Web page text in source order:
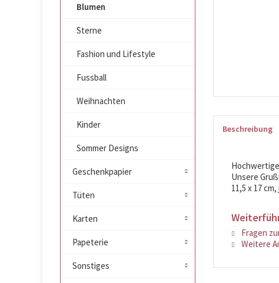
Blumen
Sterne
Fashion und Lifestyle
Fussball
Weihnachten
Kinder
Sommer Designs
Geschenkpapier
Tüten
Karten
Papeterie
Sonstiges
Beschreibung
Unsere
11,5 x 17
Fragen
Weitere